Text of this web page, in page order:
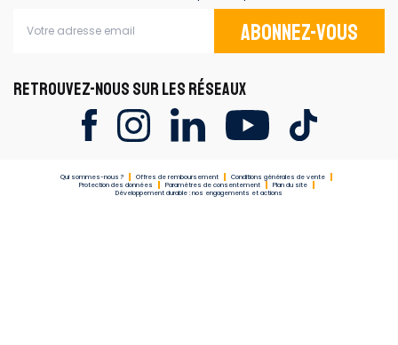
Abonnez-vous
RETROUVEZ-NOUS SUR LES RÉSEAUX
Qui sommes-nous ? Offres de remboursement
Conditions générales de vente
Protection des données
Paramètres de consentement
Plan du site
Développement durable : nos engagements et actions